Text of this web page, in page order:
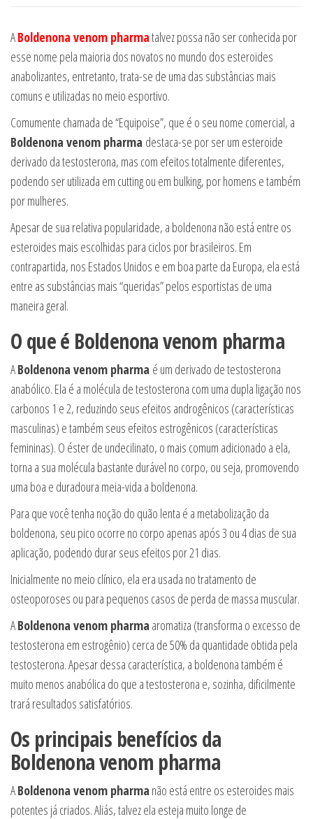
ABoldenona venom pharmatalvez possa não ser conhecida por
esse nome pela maioria dos novatos no mundo dos esteroides
anabolizantes, entretanto, trata-se de uma das substâncias mais
comuns e utilizadas no meio esportivo.
Comumente chamada de “Equipoise”, que é o seu nome comercial, a
Boldenona venom pharma destaca-se por ser um esteroide
derivado da testosterona, mas com efeitos totalmente diferentes,
podendo ser utilizada em cutting ou em bulking, por homens e também
por mulheres.
Apesar de sua relativa popularidade, a boldenona não está entre os
esteroides mais escolhidas para ciclos por brasileiros. Em
contrapartida, nos Estados Unidos e em boa parte da Europa, ela está
entre as substâncias mais “queridas” pelos esportistas de uma
maneira geral.
O que é Boldenona venom pharma
ABoldenona venom pharma é um derivado de testosterona
anabólico. Ela é a molécula de testosterona com uma dupla ligação nos
carbonos 1 e 2, reduzindo seus efeitos androgênicos (características
masculinas) e também seus efeitos estrogênicos (características
femininas). O éster de undecilinato, o mais comum adicionado a ela,
torna a sua molécula bastante durável no corpo, ou seja, promovendo
uma boa e duradoura meia-vida a boldenona.
Para que você tenha noção do quão lenta é a metabolização da
boldenona, seu pico ocorre no corpo apenas após 3 ou 4 dias de sua
aplicação, podendo durar seus efeitos por 21 dias.
Inicialmente no meio clínico, ela era usada no tratamento de
osteoporoses ou para pequenos casos de perda de massa muscular.
ABoldenona venom pharma aromatiza (transforma o excesso de
testosterona em estrogênio) cerca de 50% da quantidade obtida pela
testosterona. Apesar dessa característica, a boldenona também é
muito menos anabólica do que a testosterona e, sozinha, dificilmente
trará resultados satisfatórios.
Os principais benefícios da
Boldenona venom pharma
ABoldenona venom pharma não está entre os esteroides mais
potentes já criados. Aliás, talvez ela esteja muito longe de